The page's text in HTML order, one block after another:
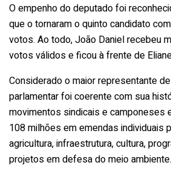
O empenho do deputado foi
que o tornaram o quinto candidato
votos. Ao todo, João Daniel recebeu
votos válidos e ficou à frente de
Considerado o maior representante
parlamentar foi coerente com sua
movimentos sindicais e camponeses
108 milhões em emendas individuais
agricultura, infraestrutura, cultura,
projetos em defesa do meio ambiente.